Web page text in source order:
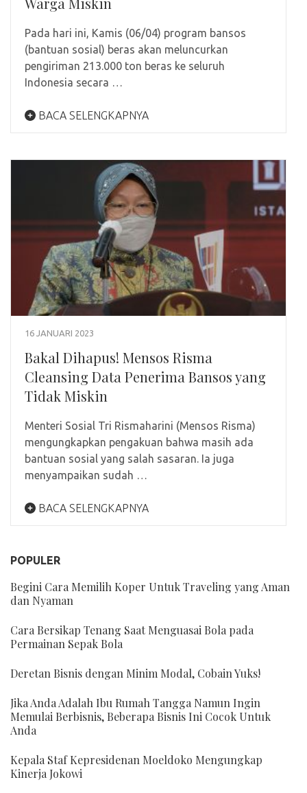
Pada hari ini, Kamis (06/04) program bansos
(bantuan sosial) beras akan meluncurkan
pengiriman 213.000 ton beras ke seluruh
Indonesia secara …
BACA SELENGKAPNYA
16 JANUARI 2023
Bakal Dihapus! Mensos Risma
Cleansing Data Penerima Bansos yang
Tidak Miskin
Menteri Sosial Tri Rismaharini (Mensos Risma)
mengungkapkan pengakuan bahwa masih ada
bantuan sosial yang salah sasaran. Ia juga
menyampaikan sudah …
BACA SELENGKAPNYA
POPULER
Begini Cara Memilih Koper Untuk Traveling yang Aman
dan Nyaman
Cara Bersikap Tenang Saat Menguasai Bola pada
Permainan Sepak Bola
Deretan Bisnis dengan Minim Modal, Cobain Yuks!
Jika Anda Adalah Ibu Rumah Tangga Namun Ingin
Memulai Berbisnis, Beberapa Bisnis Ini Cocok Untuk
Anda
Kepala Staf Kepresidenan Moeldoko Mengungkap
Kinerja Jokowi